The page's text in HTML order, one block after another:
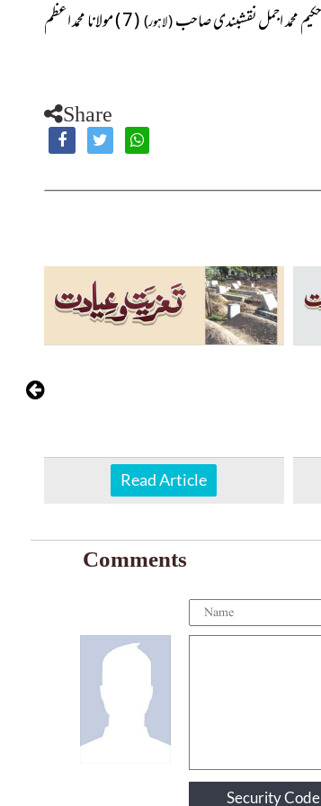
( لاہور )
( 7 ) مولانا محمد اعظم
Share
Read Article
Comments
Security Code